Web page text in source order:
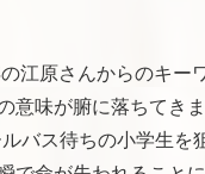
江原さんからのキー
意味が腑に落ちてき
バス待ちの小学生を